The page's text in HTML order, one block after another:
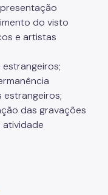
do visto
e artistas
das gravações
atividade